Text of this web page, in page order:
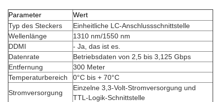
Parameter
Wert
Typ des Steckers
Einheitliche LC-Anschlussschnittstelle
Wellenlänge
1310 nm/1550 nm
DDMI
- Ja, das ist es.
Datenrate
Betriebsdaten von 2,5 bis 3,125 Gbps
Entfernung
300 Meter
Temperaturbereich
0°C bis + 70°C
Stromversorgung
Einzelne 3,3-Volt-Stromversorgung und
TTL-Logik-Schnittstelle